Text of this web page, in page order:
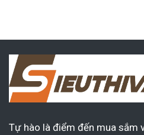
Tự hào là điểm đến mua sắm